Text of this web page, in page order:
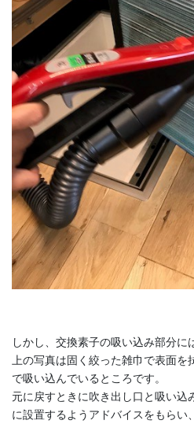
しかし、交換素子の吸い込み部分に
上の写真は固く絞った雑巾で表面を
で吸い込んでいるところです。
元に戻すときに吹き出し口と吸い込
に設置するようアドバイスをもらい